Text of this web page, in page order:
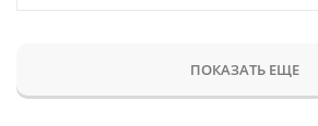
ПОКАЗАТЬ ЕЩЕ